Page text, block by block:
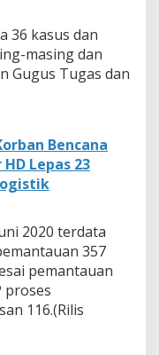
36 kasus dan
masing dan
Gugus Tugas dan
Bencana
Lepas 23
2020 terdata
357
pemantauan
proses
116.(Rilis